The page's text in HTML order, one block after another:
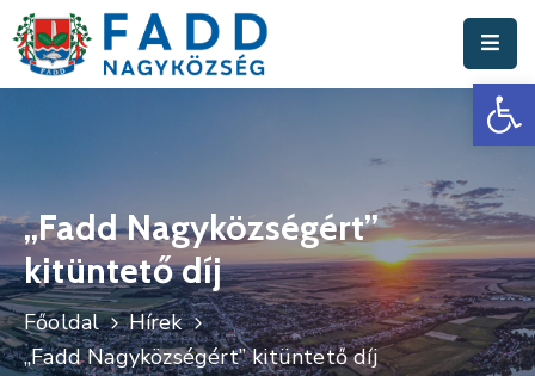
Hivatal
Fadd
Nagyközség
Turisztika
„Fadd Nagyközségért”
kitüntető díj
Főoldal
Hírek
„Fadd Nagyközségért” kitüntető díj